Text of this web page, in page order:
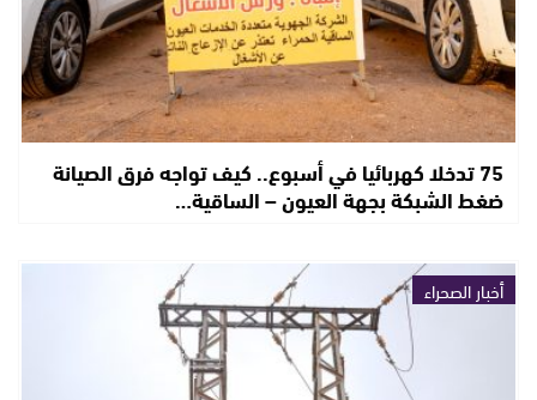
75 تدخلا كهربائيا في أسبوع.. كيف تواجه فرق الصيانة
ضغط الشبكة بجهة العيون – الساقية…
أخبار الصحراء